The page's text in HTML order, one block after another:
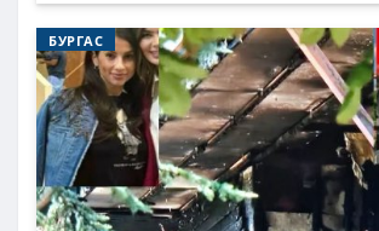
БУРГАС